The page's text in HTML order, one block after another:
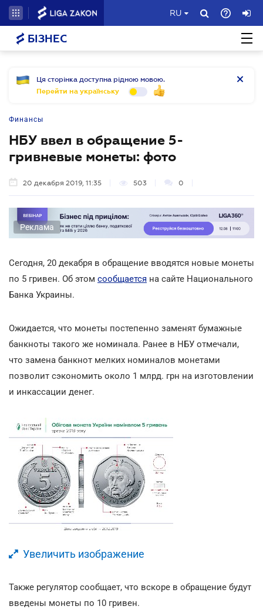
RU
БІЗНЕС
Ця сторінка доступна рідною мовою.
Перейти на українську
Финансы
НБУ ввел в обращение 5-
гривневые монеты: фото
20 декабря 2019, 11:35 503 0
Реклама
Сегодня, 20 декабря в обращение вводятся новые монеты
по 5 гривен. Об этом сообщается на сайте Национального
Банка Украины.
Ожидается, что монеты постепенно заменят бумажные
банкноты такого же номинала. Ранее в НБУ отмечали,
что замена банкнот мелких номиналов монетами
позволит сэкономить около 1 млрд. грн на изготовлении
и инкассации денег.
Увеличить изображение
Также регулятор сообщает, что вскоре в обращение будут
введены монеты по 10 гривен.